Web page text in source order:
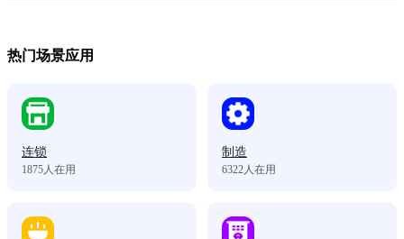
热门场景应用
连锁
1875人在用
制造
6322人在用